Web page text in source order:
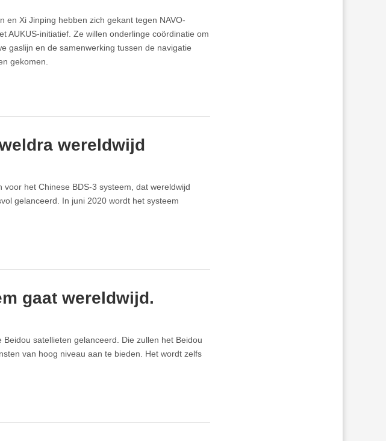
en Xi Jinping hebben zich gekant tegen NAVO-
AUKUS-initiatief. Ze willen onderlinge coördinatie om
gaslijn en de samenwerking tussen de navigatie
gekomen.
wereldwijd
voor het Chinese BDS-3 systeem, dat wereldwijd
gelanceerd. In juni 2020 wordt het systeem
gaat wereldwijd.
satellieten gelanceerd. Die zullen het Beidou
van hoog niveau aan te bieden. Het wordt zelfs